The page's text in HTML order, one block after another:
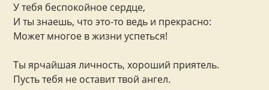
У тебя беспокойное сердце,
И ты знаешь, что это-то ведь и прекрасно:
Может многое в жизни успеться!
Ты ярчайшая личность, хороший приятель.
Пусть тебя не оставит твой ангел.